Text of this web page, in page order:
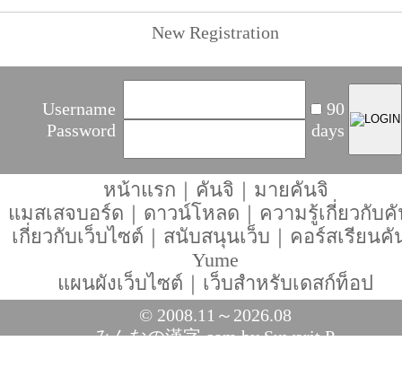
New Registration
Username
Password
90
days
หน้าแรก ｜ คันจิ ｜ มายคันจิ
แมสเสจบอร์ด ｜ ดาวน์โหลด ｜ ความรู้เกี่ยวกับ
เกี่ยวกับเว็บไซต์ ｜ สนับสนุนเว็บ ｜ คอร์สเรียนคั
Yume
แผนผังเว็บไซต์ ｜ เว็บสำหรับเดสก์ท็อป
© 2008.11～2026.08
みんなの漢字.comby Suwarit P.